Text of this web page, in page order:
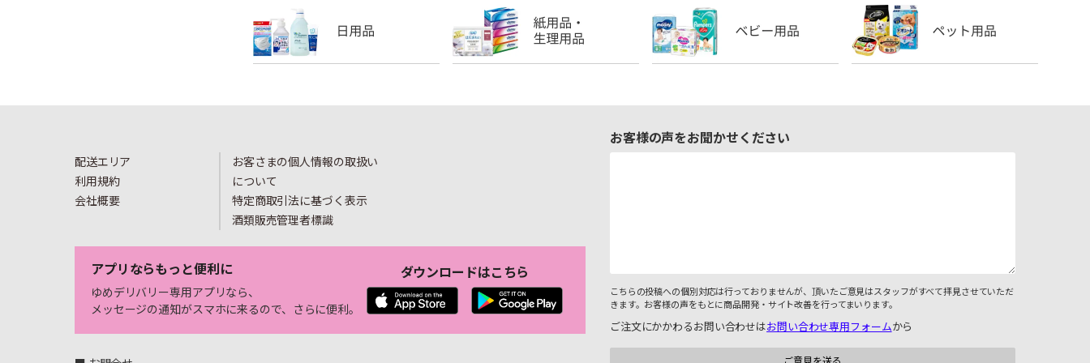
配送エリア
利用規約
会社概要
お客さまの個人情報の取扱い
について
特定商取引法に基づく表示
酒類販売管理者標識
アプリならもっと便利に
ゆめデリバリー専用アプリなら、
メッセージの通知がスマホに来るので、さらに便利。
ダウンロードはこちら
お客様の声をお聞かせください
こちらの投稿への個別対応は行っておりませんが、頂いたご意見はスタッフがすべて拝見させていただ
きます。お客様の声をもとに商品開発・サイト改善を行ってまいります。
ご注文にかかわるお問い合わせはお問い合わせ専用フォームから